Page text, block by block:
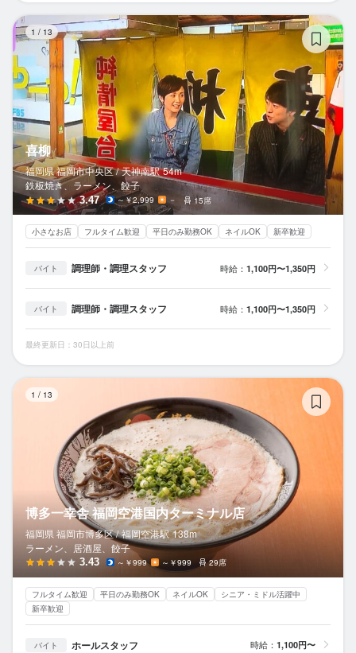
1 / 13
喜柳
福岡県 福岡市中央区 / 天神南駅 54m
鉄板焼き、ラーメン、餃子
3.47 ～￥2,999 － 15席
小さなお店 フルタイム歓迎 平日のみ勤務OK ネイルOK 新卒歓迎
バイト 調理師・調理スタッフ 時給： 1,100円〜1,350円
バイト 調理師・調理スタッフ 時給： 1,100円〜1,350円
最終更新日：30日以上前
1 / 13
博多一幸舎 福岡空港国内ターミナル店
福岡県 福岡市博多区 / 福岡空港駅 138m
ラーメン、居酒屋、餃子
3.43 ～￥999 ～￥999 29席
フルタイム歓迎 平日のみ勤務OK ネイルOK
シニア・ミドル活躍中
新卒歓迎
バイト ホールスタッフ 時給： 1,100円〜